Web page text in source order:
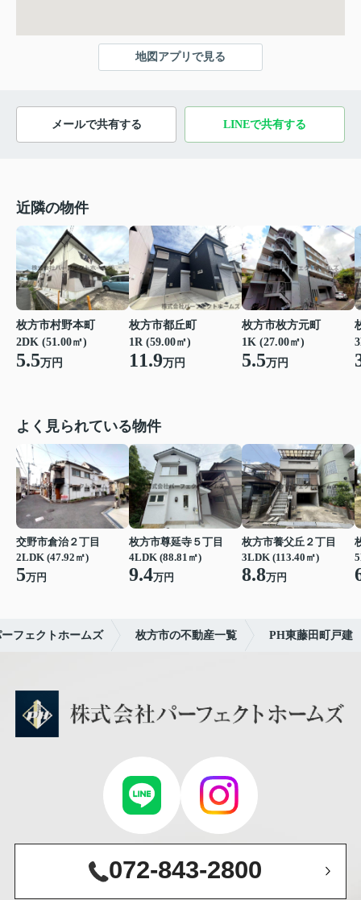
地図アプリで見る
メールで共有する LINEで共有する
近隣の物件
枚方市村野本町
2DK (51.00㎡)
5.5万円
枚方市都丘町
1R (59.00㎡)
11.9万円
枚方市枚方元町
1K (27.00㎡)
5.5万円
よく見られている物件
交野市倉治２丁目
2LDK (47.92㎡)
5万円
枚方市尊延寺５丁目
4LDK (88.81㎡)
9.4万円
枚方市養父丘２丁目
3LDK (113.40㎡)
8.8万円
フェクトホームズ 枚方市の不動産一覧 PH東藤田町戸建
072-843-2800